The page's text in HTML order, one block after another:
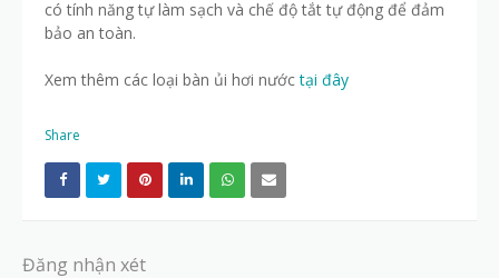
có tính năng tự làm sạch và chế độ tắt tự động để đảm
bảo an toàn.
Xem thêm các loại bàn ủi hơi nướctại đây
Share
Đăng nhận xét